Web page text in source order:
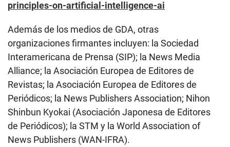
principles-on-artificial-intelligence-ai
Además de los medios de GDA, otras
organizaciones firmantes incluyen: la Sociedad
Interamericana de Prensa (SIP); la News Media
Alliance; la Asociación Europea de Editores de
Revistas; la Asociación Europea de Editores de
Periódicos; la News Publishers Association; Nihon
Shinbun Kyokai (Asociación Japonesa de Editores
de Periódicos); la STM y la World Association of
News Publishers (WAN-IFRA).